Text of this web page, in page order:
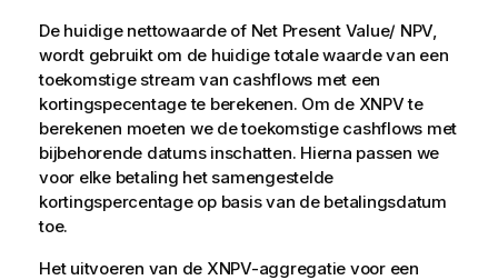
De huidige nettowaarde of Net Present Value/ NPV,
wordt gebruikt om de huidige totale waarde van een
toekomstige stream van cashflows met een
kortingspecentage te berekenen. Om de XNPV te
berekenen moeten we de toekomstige cashflows met
bijbehorende datums inschatten. Hierna passen we
voor elke betaling het samengestelde
kortingspercentage op basis van de betalingsdatum
toe.
Het uitvoeren van de XNPV-aggregatie voor een